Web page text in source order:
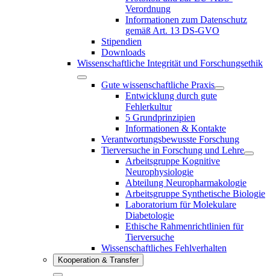
Verordnung
Informationen zum Datenschutz
gemäß Art. 13 DS-GVO
Stipendien
Downloads
Wissenschaftliche Integrität und Forschungsethik
Gute wissenschaftliche Praxis
Entwicklung durch gute
Fehlerkultur
5 Grundprinzipien
Informationen & Kontakte
Verantwortungsbewusste Forschung
Tierversuche in Forschung und Lehre
Arbeitsgruppe Kognitive
Neurophysiologie
Abteilung Neuropharmakologie
Arbeitsgruppe Synthetische Biologie
Laboratorium für Molekulare
Diabetologie
Ethische Rahmenrichtlinien für
Tierversuche
Wissenschaftliches Fehlverhalten
Kooperation & Transfer